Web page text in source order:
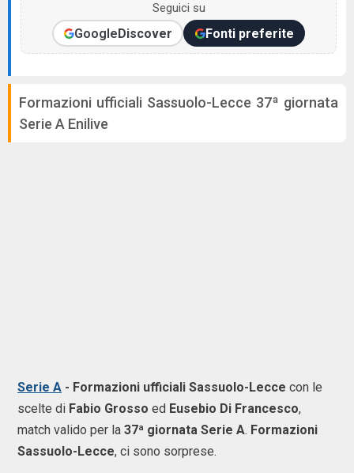
Seguici su
GoogleDiscover Fonti preferite
Formazioni ufficiali Sassuolo-Lecce 37ª giornata
Serie A Enilive
Serie A - Formazioni ufficiali Sassuolo-Lecce con le
scelte di Fabio Grosso ed Eusebio Di Francesco,
match valido per la 37ª giornata Serie A. Formazioni
Sassuolo-Lecce, ci sono sorprese.